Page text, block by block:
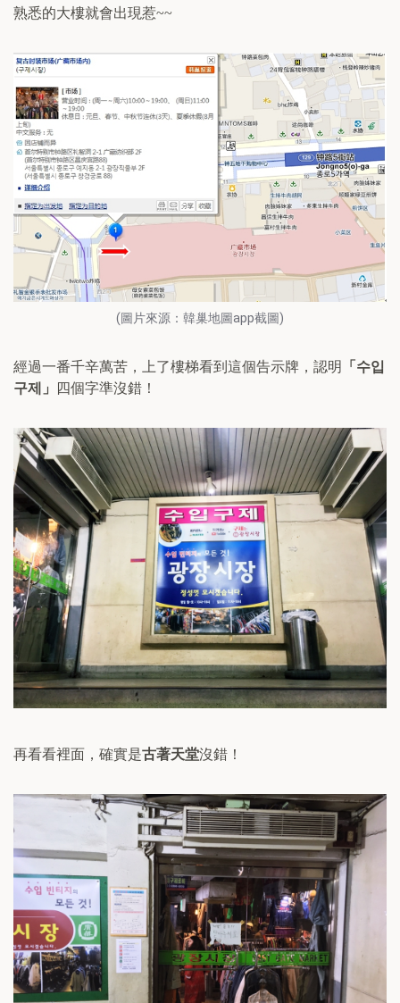
熟悉的大樓就會出現惹~~
(圖片來源：韓巢地圖app截圖)
經過一番千辛萬苦，上了樓梯看到這個告示牌，認明 「 수입
구제
」 四個字準沒錯！
再看看裡面，確實是古著天堂沒錯！